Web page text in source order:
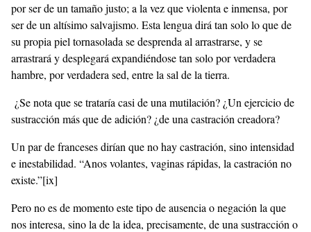
por ser de un tamaño justo; a la vez que violenta e inmensa, por
ser de un altísimo salvajismo. Esta lengua dirá tan solo lo que de
su propia piel tornasolada se desprenda al arrastrarse, y se
arrastrará y desplegará expandiéndose tan solo por verdadera
hambre, por verdadera sed, entre la sal de la tierra.
¿Se nota que se trataría casi de una mutilación? ¿Un ejercicio de
sustracción más que de adición? ¿de una castración creadora?
Un par de franceses dirían que no hay castración, sino intensidad
e inestabilidad. “Anos volantes, vaginas rápidas, la castración no
existe.”[ix]
Pero no es de momento este tipo de ausencia o negación la que
nos interesa, sino la de la idea, precisamente, de una sustracción o